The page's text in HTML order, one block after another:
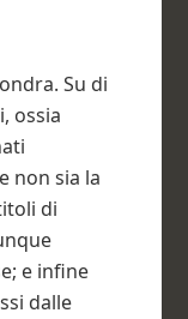
Su di
ossia
non sia la
di
e infine
dalle